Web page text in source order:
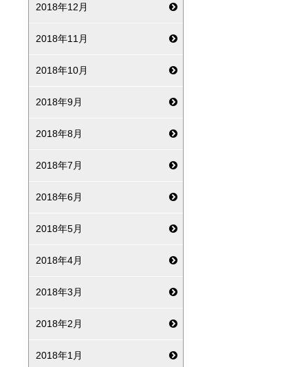
2018年12月
2018年11月
2018年10月
2018年9月
2018年8月
2018年7月
2018年6月
2018年5月
2018年4月
2018年3月
2018年2月
2018年1月